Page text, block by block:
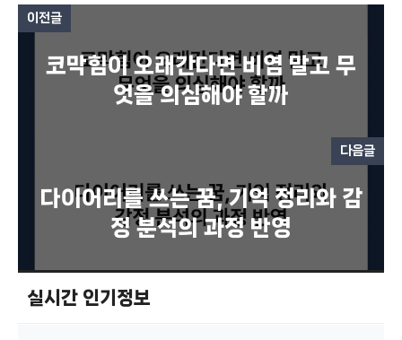
이전글
코막힘이 오래간다면 비염 말고 무
엇을 의심해야 할까
다음글
다이어리를 쓰는 꿈, 기억 정리와 감
정 분석의 과정 반영
실시간 인기정보